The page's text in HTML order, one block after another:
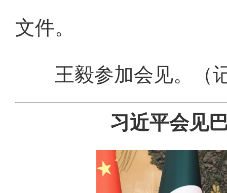
文件。
王毅参加会见。（
习近平会见